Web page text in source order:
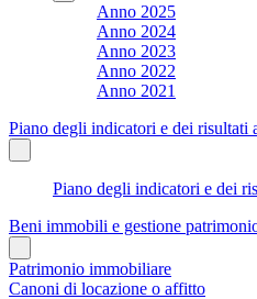
Anno 2025
Anno 2024
Anno 2023
Anno 2022
Anno 2021
Piano degli indicatori e dei risultati
Piano degli indicatori e dei
Beni immobili e gestione
Patrimonio immobiliare
Canoni di locazione o affitto